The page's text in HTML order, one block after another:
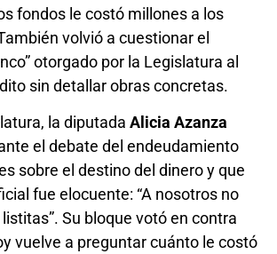
fondos le costó millones a los
volvió a cuestionar el
otorgado por la Legislatura al
sin detallar obras concretas.
la diputada Alicia Azanza
el debate del endeudamiento
sobre el destino del dinero y que
fue elocuente: “A nosotros no
Su bloque votó en contra
vuelve a preguntar cuánto le costó